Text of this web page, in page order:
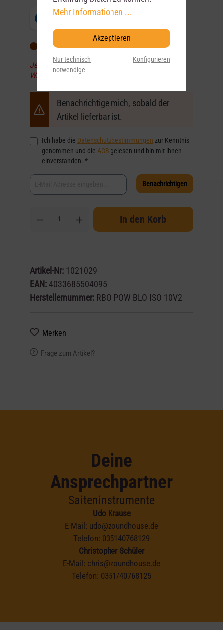
Wird für Sie bestellt
Jetzt vorbestellen und die Ware sofort nach
Wareneingang zugesendet bekommen!
Benachrichtige mich, sobald der
Artikel lieferbar ist.
Ich habe die Datenschutzbestimmungen zur Kenntnis
genommen und die AGB gelesen und bin mit ihnen
einverstanden. *
Benachrichtigen
In den Korb
Artikel-Nr: 1021029
EAN:4033685504095
Herstellernummer: RBO POW BLO ISO 10V2
Merken
Frage zum Artikel?
Deine
Ansprechpartner
Saiteninstrumente
Udo Krause
E-Mail: udo@zoundhouse.de
Telefon: 035140768129
Christopher Schüler
E-Mail: chris@zoundhouse.de
Telefon: 0351/40768125
Mehr Informationen ...
Akzeptieren
Nur technisch
notwendige
Konfigurieren